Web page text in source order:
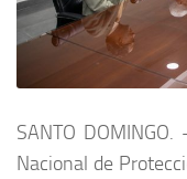
SANTO
Nacional de